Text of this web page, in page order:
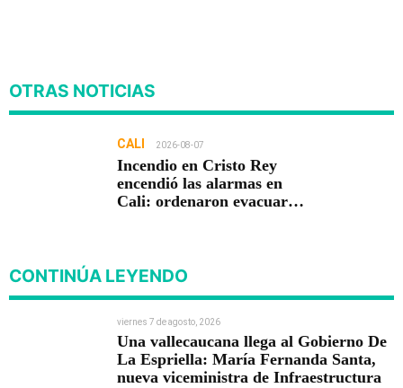
OTRAS NOTICIAS
CALI 2026-08-07
Incendio en Cristo Rey
encendió las alarmas en
Cali: ordenaron evacuar
CONTINÚA LEYENDO
viernes 7 de agosto, 2026
Una vallecaucana llega al Gobierno De
La Espriella: María Fernanda Santa,
nueva viceministra de Infraestructura